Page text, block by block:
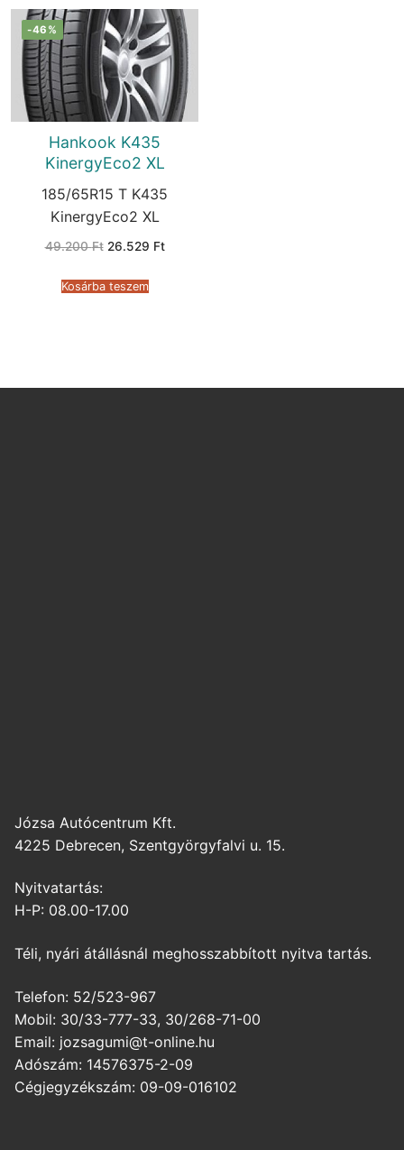
-46%
Hankook K435
KinergyEco2 XL
185/65R15 T K435
KinergyEco2 XL
49.200Ft Original
49.200 Ft.
26.529 FtCurrent
Kosárba teszem
Józsa Autócentrum Kft.
4225 Debrecen, Szentgyörgyfalvi u. 15.
Nyitvatartás:
H-P: 08.00-17.00
Téli, nyári átállásnál meghosszabbított nyitva tartás.
Telefon: 52/523-967
Mobil: 30/33-777-33, 30/268-71-00
Email: jozsagumi@t-online.hu
Adószám: 14576375-2-09
Cégjegyzékszám: 09-09-016102